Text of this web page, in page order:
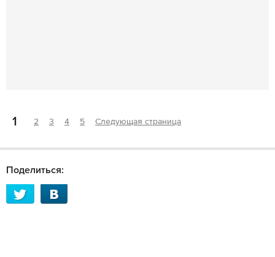
1 2 3 4 5 Следующая страница
Поделиться: